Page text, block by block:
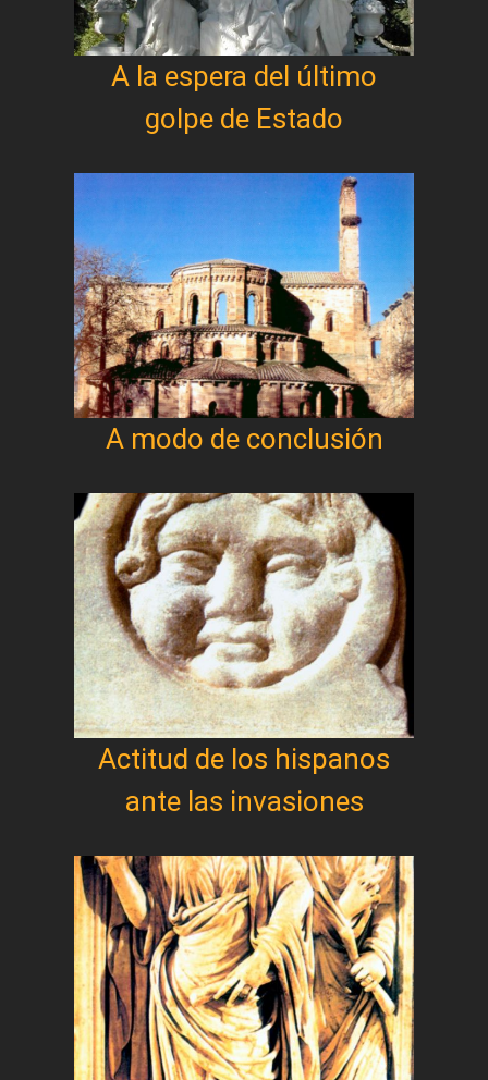
A la espera del último
golpe de Estado
A modo de conclusión
Actitud de los hispanos
ante las invasiones